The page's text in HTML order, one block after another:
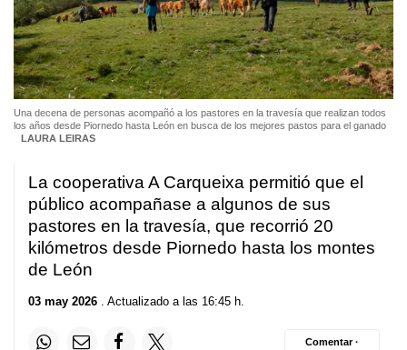
Una decena de personas acompañó a los pastores en la travesía que realizan todos
los años desde Piornedo hasta León en busca de los mejores pastos para el ganado
LAURA LEIRAS
La cooperativa A Carqueixa permitió que el
público acompañase a algunos de sus
pastores en la travesía, que recorrió 20
kilómetros desde Piornedo hasta los montes
de León
03 may 2026 . Actualizado a las 16:45 h.
Comentar ·